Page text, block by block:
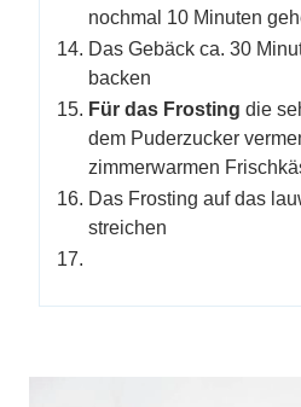
nochmal 10 Minuten
Das Gebäck ca. 30
backen
Für das Frosting die
dem Puderzucker
zimmerwarmen
Das Frosting auf das
streichen